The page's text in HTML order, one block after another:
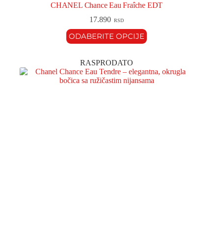
CHANEL Chance Eau Fraîche EDT
17.890 RSD
ODABERITE OPCIJE
RASPRODATO